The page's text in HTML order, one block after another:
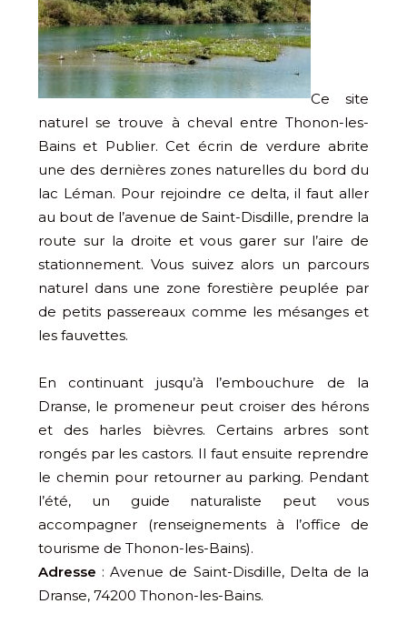
Ce site
naturel se trouve à cheval entre Thonon-les-
Bains et Publier. Cet écrin de verdure abrite
une des dernières zones naturelles du bord du
lac Léman. Pour rejoindre ce delta, il faut aller
au bout de l’avenue de Saint-Disdille, prendre la
route sur la droite et vous garer sur l’aire de
stationnement. Vous suivez alors un parcours
naturel dans une zone forestière peuplée par
de petits passereaux comme les mésanges et
les fauvettes.
En continuant jusqu’à l’embouchure de la
Dranse, le promeneur peut croiser des hérons
et des harles bièvres. Certains arbres sont
rongés par les castors. Il faut ensuite reprendre
le chemin pour retourner au parking. Pendant
l’été, un guide naturaliste peut vous
accompagner (renseignements à l’office de
tourisme de Thonon-les-Bains).
Adresse : Avenue de Saint-Disdille, Delta de la
Dranse, 74200 Thonon-les-Bains.